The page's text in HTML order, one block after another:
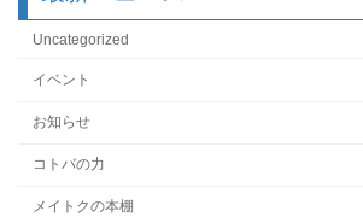
Uncategorized
イベント
お知らせ
コトバの力
メイトクの本棚